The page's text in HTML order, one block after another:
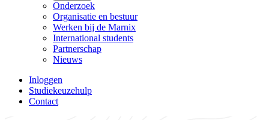
Onderzoek
Organisatie en bestuur
Werken bij de Marnix
International students
Partnerschap
Nieuws
Inloggen
Studiekeuzehulp
Contact